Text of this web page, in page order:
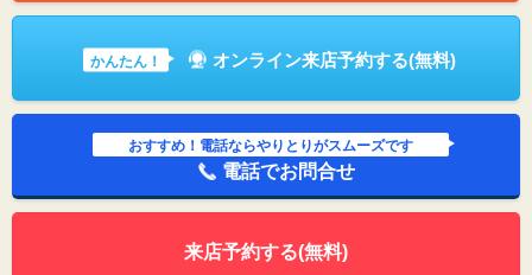
かんたん！ オンライン来店予約する(無料)
おすすめ！電話ならやりとりがスムーズです
電話でお問合せ
来店予約する(無料)